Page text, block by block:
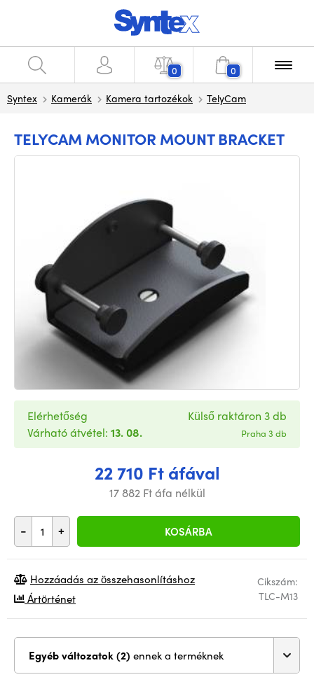
0 0
Syntex Kamerák Kamera tartozékok TelyCam
TELYCAM MONITOR MOUNT BRACKET
22 710 Ft áfával
17 882 Ft áfa nélkül
- + KOSÁRBA
Elérhetőség
Várható átvétel: 13. 08.
Külső raktáron 3 db
Praha 3 db
Cikszám:
TLC-M13
Hozzáadás az összehasonlításhoz
Ártörténet
Egyéb változatok (2) ennek a terméknek